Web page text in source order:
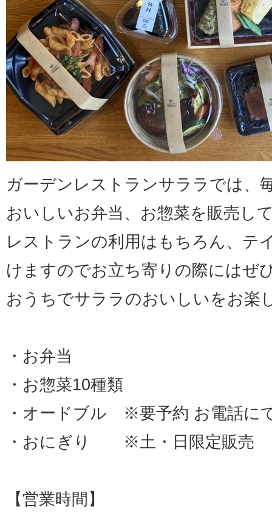
ガーデンレストランサララでは、
おいしいお弁当、お惣菜を販売し
レストランの利用はもちろん、テ
けますのでお立ち寄りの際にはぜ
おうちでサララのおいしいをお楽
・お弁当
・お惣菜10種類
・オードブル ※要予約 お電話に
・おにぎり ※土・日限定販売
【営業時間】